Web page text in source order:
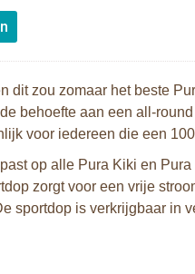
dit zou zomaar het beste
behoefte aan een all-
voor iedereen die een
op alle Pura Kiki en
zorgt voor een vrije
sportdop is verkrijgbaar in